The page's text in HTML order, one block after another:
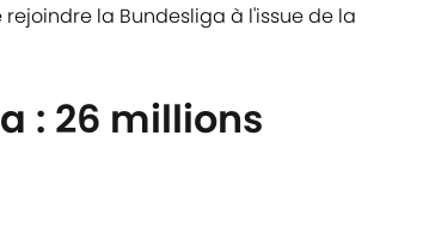
la Bundesliga à l'issue de la
: 26 millions